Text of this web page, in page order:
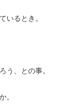
いるとき。
う、との事。
。